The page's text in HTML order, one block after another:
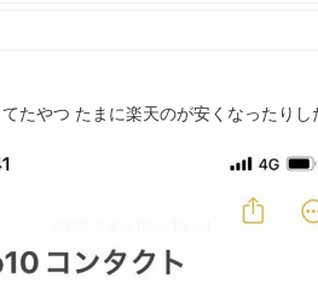
たやつ たまに楽天のが安くなったりし